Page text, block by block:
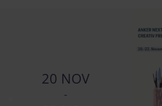
20 NOV
-